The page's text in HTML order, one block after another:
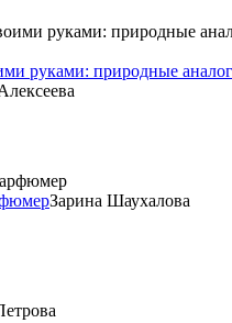
руками: природные
Зарина Шаухалова